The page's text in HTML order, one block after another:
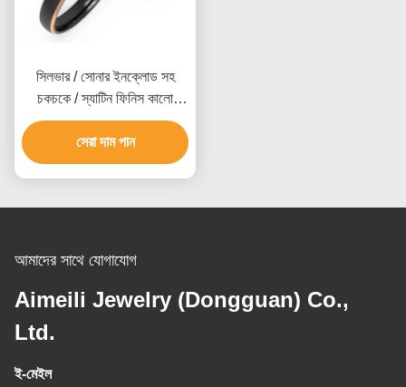
সিলভার / সোনার ইনক্লোড সহ
চকচকে / স্যাটিন ফিনিস কালো
টাইটানিয়াম পুরুষ বিবাহের রিং
সেরা দাম পান
আমাদের সাথে যোগাযোগ
Aimeili Jewelry (Dongguan) Co.,
Ltd.
ই-মেইল